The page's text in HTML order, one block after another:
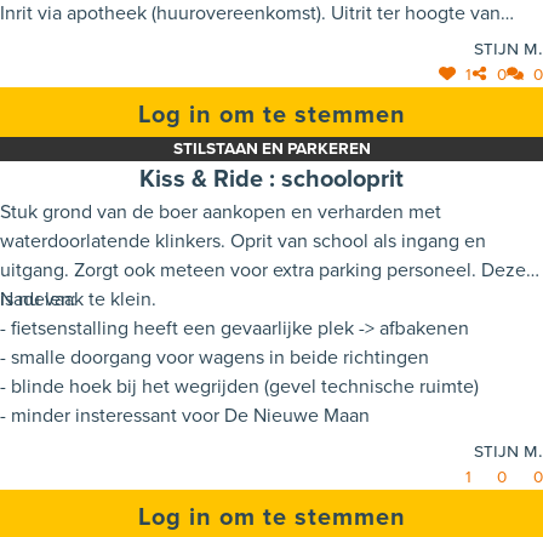
Inrit via apotheek (huurovereenkomst). Uitrit ter hoogte van
Stijn M.
1 0 0
Log in om te stemmen
STILSTAAN EN PARKEREN
Kiss & Ride : schooloprit
Stuk grond van de boer aankopen en verharden met
waterdoorlatende klinkers. Oprit van school als ingang en
uitgang. Zorgt ook meteen voor extra parking personeel. Deze
is nu vaak te klein.
Nadelen:
- fietsenstalling heeft een gevaarlijke plek -> afbakenen
- smalle doorgang voor wagens in beide richtingen
- blinde hoek bij het wegrijden (gevel technische ruimte)
- minder insteressant voor De Nieuwe Maan
Stijn M.
1 0 0
Log in om te stemmen